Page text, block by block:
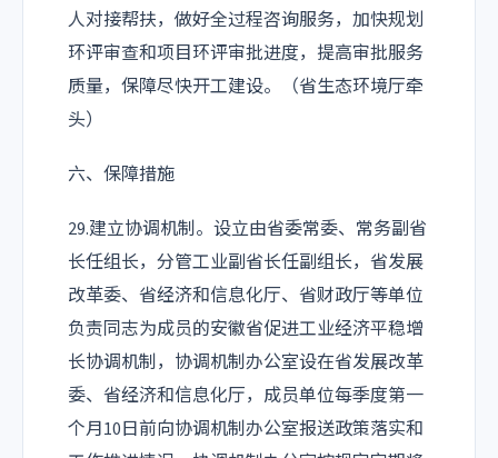
人对接帮扶，做好全过程咨询服务，加快规划
环评审查和项目环评审批进度，提高审批服务
质量，保障尽快开工建设。（省生态环境厅牵
头）
六、保障措施
29.建立协调机制。设立由省委常委、常务副省
长任组长，分管工业副省长任副组长，省发展
改革委、省经济和信息化厅、省财政厅等单位
负责同志为成员的安徽省促进工业经济平稳增
长协调机制，协调机制办公室设在省发展改革
委、省经济和信息化厅，成员单位每季度第一
个月10日前向协调机制办公室报送政策落实和